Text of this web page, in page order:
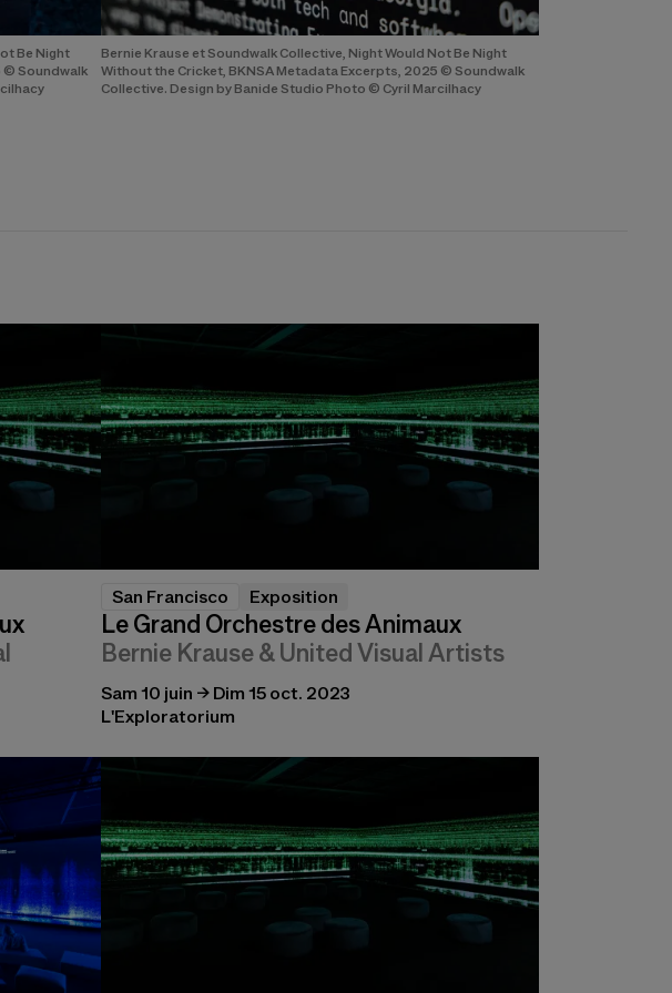
Be Night
© Soundwalk
Bernie Krause et Soundwalk Collective, Night Would Not Be Night
Without the Cricket, BKNSA Metadata Excerpts, 2025 © Soundwalk
Collective. Design by Banide Studio Photo © Cyril Marcilhacy
San Francisco Exposition
Le Grand Orchestre des Animaux
Bernie Krause & United Visual Artists
Sam 10 juin → Dim 15 oct. 2023
L'Exploratorium